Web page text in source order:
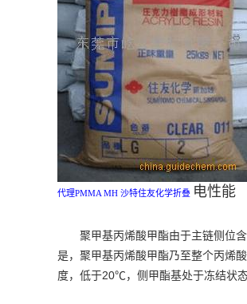
代理PMMA MH 沙特住友化学折叠 电性能
聚甲基丙烯酸甲酯由于主链侧位
是，聚甲基丙烯酸甲酯乃至整个丙烯
度，低于20℃ ，侧甲酯基处于冻结状